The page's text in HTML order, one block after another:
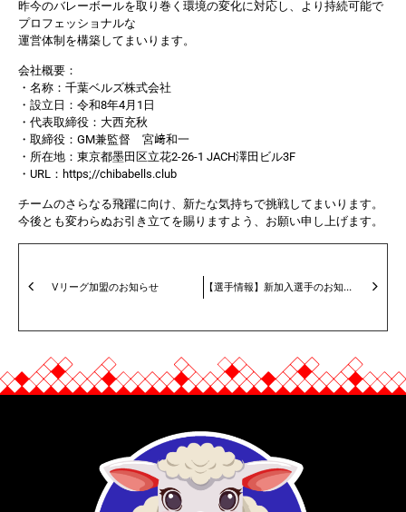
昨今のバレーボールを取り巻く環境の変化に対応し、より持続可能で
プロフェッショナルな
運営体制を構築してまいります。
会社概要：
・名称：千葉ベルズ株式会社
・設立日：令和8年4月1日
・代表取締役：大西充秋
・取締役：GM兼監督 宮﨑和一
・所在地：東京都墨田区立花2-26-1 JACH澤田ビル3F
・URL：https;//chibabells.club
チームのさらなる飛躍に向け、新たな気持ちで挑戦してまいります。
今後とも変わらぬお引き立てを賜りますよう、お願い申し上げます。
Vリーグ加盟のお知らせ 【選手情報】新加入選手のお知らせ